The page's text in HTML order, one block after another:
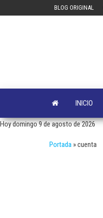
BLOG ORIGINAL
INICIO
Hoy domingo 9 de agosto de 2026
Portada »cuenta